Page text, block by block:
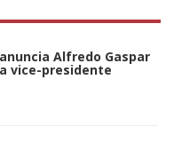
Alfredo Gaspar
vice-presidente